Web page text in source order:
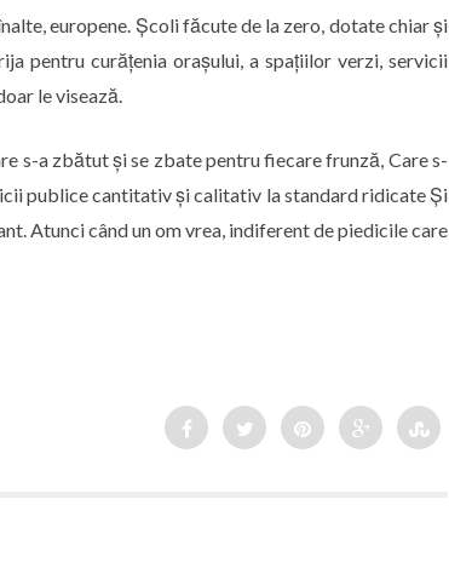
europene. Școli făcute de la zero, dotate chiar și
pentru curățenia orașului, a spațiilor verzi, servicii
le visează.
s-a zbătut și se zbate pentru fiecare frunză, Care s-
publice cantitativ și calitativ la standard ridicate Și
Atunci când un om vrea, indiferent de piedicile care